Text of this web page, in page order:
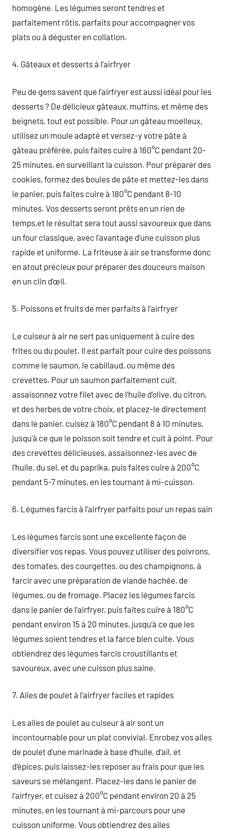
homogène. Les légumes seront tendres et
parfaitement rôtis, parfaits pour accompagner vos
plats ou à déguster en collation.
4. Gâteaux et desserts à l’airfryer
Peu de gens savent que l’airfryer est aussi idéal pour les
desserts ? De délicieux gâteaux, muffins, et même des
beignets, tout est possible. Pour un gâteau moelleux,
utilisez un moule adapté et versez-y votre pâte à
gâteau préférée, puis faites cuire à 160°C pendant 20-
25 minutes, en surveillant la cuisson. Pour préparer des
cookies, formez des boules de pâte et mettez-les dans
le panier, puis faites cuire à 180°C pendant 8-10
minutes. Vos desserts seront prêts en un rien de
temps,et le résultat sera tout aussi savoureux que dans
un four classique, avec l’avantage d’une cuisson plus
rapide et uniforme. La friteuse à air se transforme donc
en atout précieux pour préparer des douceurs maison
en un clin d’œil.
5. Poissons et fruits de mer parfaits à l’airfryer
Le cuiseur à air ne sert pas uniquement à cuire des
frites ou du poulet. Il est parfait pour cuire des poissons
comme le saumon, le cabillaud, ou même des
crevettes. Pour un saumon parfaitement cuit,
assaisonnez votre filet avec de l’huile d’olive, du citron,
et des herbes de votre choix, et placez-le directement
dans le panier, cuisez à 180°C pendant 8 à 10 minutes,
jusqu’à ce que le poisson soit tendre et cuit à point. Pour
des crevettes délicieuses, assaisonnez-les avec de
l’huile, du sel, et du paprika, puis faites cuire à 200°C
pendant 5-7 minutes, en les tournant à mi-cuisson.
6. Légumes farcis à l’airfryer parfaits pour un repas sain
Les légumes farcis sont une excellente façon de
diversifier vos repas. Vous pouvez utiliser des poivrons,
des tomates, des courgettes, ou des champignons, à
farcir avec une préparation de viande hachée, de
légumes, ou de fromage. Placez les légumes farcis
dans le panier de l’airfryer, puis faites cuire à 180°C
pendant environ 15 à 20 minutes, jusqu’à ce que les
légumes soient tendres et la farce bien cuite. Vous
obtiendrez des légumes farcis croustillants et
savoureux, avec une cuisson plus saine.
7. Ailes de poulet à l’airfryer faciles et rapides
Les ailes de poulet au cuiseur à air sont un
incontournable pour un plat convivial. Enrobez vos ailes
de poulet d’une marinade à base d’huile, d’ail, et
d’épices, puis laissez-les reposer au frais pour que les
saveurs se mélangent. Placez-les dans le panier de
l’airfryer, et cuisez à 200°C pendant environ 20 à 25
minutes, en les tournant à mi-parcours pour une
cuisson uniforme. Vous obtiendrez des ailes